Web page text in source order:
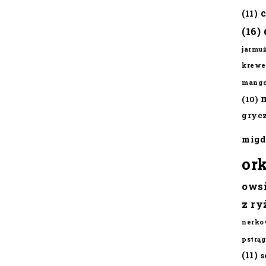
(11)
(16)
jarmuż
(10)
z
pstrąg
(11)